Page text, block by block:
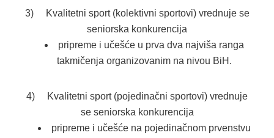
3) Kvalitetni sport (kolektivni sportovi) vrednuje se
seniorska konkurencija
pripreme i učešće u prva dva najviša ranga
takmičenja organizovanim na nivou BiH.
4) Kvalitetni sport (pojedinačni sportovi) vrednuje
se seniorska konkurencija
pripreme i učešće na pojedinačnom prvenstvu